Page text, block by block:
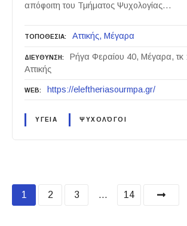
απόφοιτη του Τμήματος Ψυχολογίας…
ΤΟΠΟΘΕΣΙΑ Αττικής Μέγαρα
ΔΙΕΥΘΥΝΣΗ
Ρήγα Φεραίου 40, Μέγαρα, τκ
Αττικής
WEB https://eleftheriasourmpa.gr/
ΥΓΕΙΑ ΨΥΧΟΛΌΓΟΙ
P
1 2 3 … 14